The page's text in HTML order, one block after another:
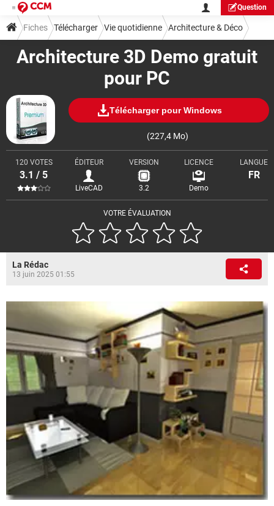
Question
Architecture 3D Demo gratuit
pour PC
Télécharger pour Windows
(227,4 Mo)
VOTRE ÉVALUATION
120 VOTES
3.1 / 5
ÉDITEUR
LiveCAD
VERSION
3.2
LICENCE
Demo
LANGUE
FR
Fiches Télécharger Vie quotidienne Architecture & Déco
La Rédac
13 juin 2025 01:55